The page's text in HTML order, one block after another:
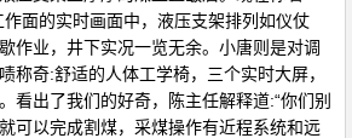
面的实时画面中，液压支架排列如仪仗
作业，井下实况一览无余。小唐则是对调
称奇:舒适的人体工学椅，三个实时大屏，
看出了我们的好奇，陈主任解释道:“你们别
可以完成割煤，采煤操作有近程系统和远